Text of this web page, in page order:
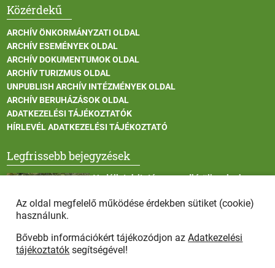
Közérdekű
ARCHÍV ÖNKORMÁNYZATI OLDAL
ARCHÍV ESEMÉNYEK OLDAL
ARCHÍV DOKUMENTUMOK OLDAL
ARCHÍV TURIZMUS OLDAL
UNPUBLISH ARCHÍV INTÉZMÉNYEK OLDAL
ARCHÍV BERUHÁZÁSOK OLDAL
ADATKEZELÉSI TÁJÉKOZTATÓK
HÍRLEVÉL ADATKEZELÉSI TÁJÉKOZTATÓ
Legfrissebb bejegyzések
Vadállatok itatása a rendkívüli melegben
Afrikai sertéspestis - kérések a lakosság felé
Az oldal megfelelő működése érdekben sütiket (cookie)
használunk.
Bővebb információkért tájékozódjon azAdatkezelési
tájékoztatók segítségével!